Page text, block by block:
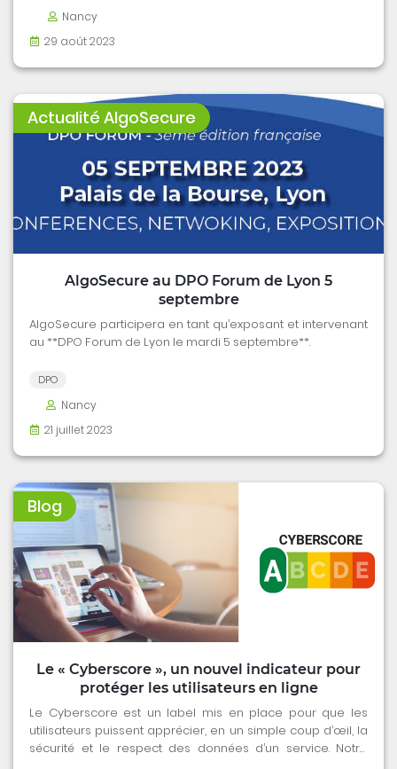
Nancy
29 août 2023
Actualité AlgoSecure
AlgoSecure au DPO Forum de Lyon 5
septembre
AlgoSecure participera en tant qu’exposant et intervenant
au **DPO Forum de Lyon le mardi 5 septembre**.
DPO
Nancy
21 juillet 2023
Blog
Le « Cyberscore », un nouvel indicateur pour
protéger les utilisateurs en ligne
Le Cyberscore est un label mis en place pour que les
utilisateurs puissent apprécier, en un simple coup d’œil, la
sécurité et le respect des données d’un service. Notre